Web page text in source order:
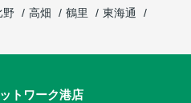
野 高畑 鶴里
東海通
トワーク港店